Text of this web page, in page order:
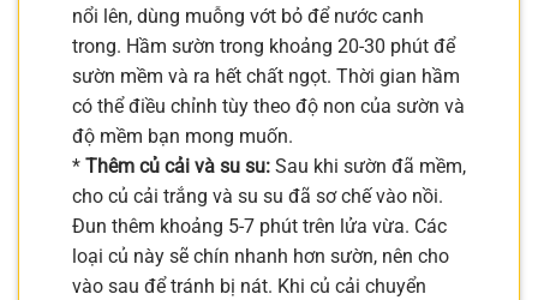
nổi lên, dùng muỗng vớt bỏ để nước canh
trong. Hầm sườn trong khoảng 20-30 phút để
sườn mềm và ra hết chất ngọt. Thời gian hầm
có thể điều chỉnh tùy theo độ non của sườn và
độ mềm bạn mong muốn.
* Thêm củ cải và su su: Sau khi sườn đã mềm,
cho củ cải trắng và su su đã sơ chế vào nồi.
Đun thêm khoảng 5-7 phút trên lửa vừa. Các
loại củ này sẽ chín nhanh hơn sườn, nên cho
vào sau để tránh bị nát. Khi củ cải chuyển